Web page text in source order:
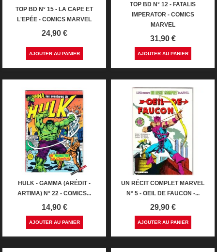
TOP BD N° 15 - LA CAPE ET
L'EPÉE - COMICS MARVEL
Prix
24,90 €
AJOUTER AU PANIER
TOP BD N° 12 - FATALIS
IMPERATOR - COMICS
MARVEL
Prix
31,90 €
AJOUTER AU PANIER
HULK - GAMMA (ARÉDIT -
ARTIMA) N° 22 - COMICS...
Prix
14,90 €
AJOUTER AU PANIER
UN RÉCIT COMPLET MARVEL
N° 5 - OEIL DE FAUCON -...
Prix
29,90 €
AJOUTER AU PANIER